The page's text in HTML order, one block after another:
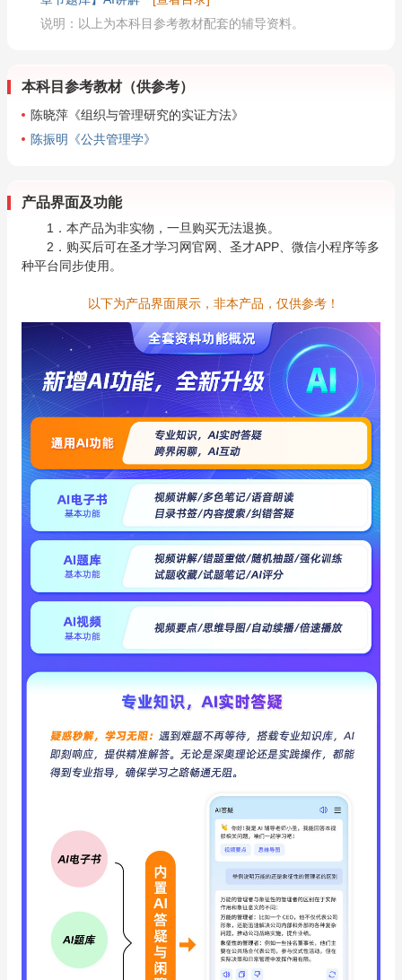
说明：以上为本科目参考教材配套的辅导资料。
本科目参考教材（供参考）
陈晓萍《组织与管理研究的实证方法》
陈振明《公共管理学》
产品界面及功能
1．本产品为非实物，一旦购买无法退换。
2．购买后可在圣才学习网官网、圣才APP、微信小程序等多
种平台同步使用。
以下为产品界面展示，非本产品，仅供参考！